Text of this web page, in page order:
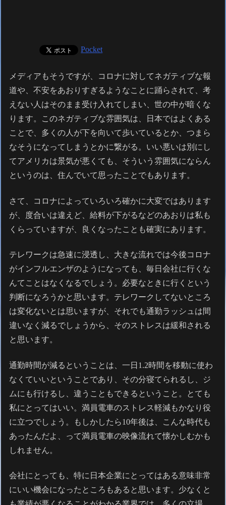
Pocket
メディアもそうですが、コロナに対してネガティブな報
道や、不安をあおりすぎるようなことに踊らされて、考
えない人はそのまま受け入れてしまい、世の中が暗くな
ります。このネガティブな雰囲気は、日本ではよくある
ことで、多くの人が下を向いて歩いているとか、つまら
なそうになってしまうとかに繋がる。いい悪いは別にし
てアメリカは景気が悪くても、そういう雰囲気にならん
というのは、住んでいて思ったことでもあります。
さて、コロナによっていろいろ確かに大変ではあります
が、度合いは違えど、給料が下がるなどのあおりは私も
くらっていますが、良くなったことも確実にあります。
テレワークは急速に浸透し、大きな流れでは今後コロナ
がインフルエンザのようになっても、毎日会社に行くな
んてことはなくなるでしょう。必要なときに行くという
判断になろうかと思います。テレワークしてないところ
は変化ないとは思いますが、それでも通勤ラッシュは間
違いなく減るでしょうから、そのストレスは緩和される
と思います。
通勤時間が減るということは、一日1.2時間を移動に使わ
なくていいということであり、その分寝てられるし、ジ
ムにも行けるし、違うこともできるということ。とても
私にとってはいい。満員電車のストレス軽減もかなり役
に立つでしょう。もしかしたら10年後は、こんな時代も
あったんだよ、って満員電車の映像流れて懐かしむかも
しれません。
会社にとっても、特に日本企業にとってはある意味非常
にいい機会になったところもあると思います。少なくと